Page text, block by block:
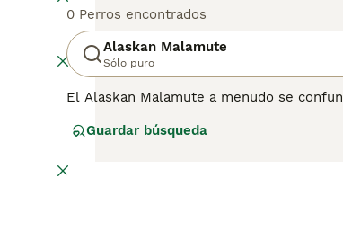
0 Perros encontrados
Alaskan Malamute
Sólo puro
El Alaskan Malamute a menudo se
para el tire de trineos pesados a través
Lee nuestra
Guardar búsqueda